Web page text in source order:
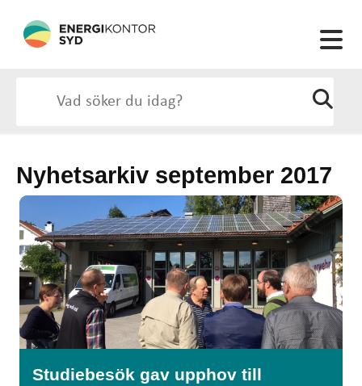
Nyhetsarkiv september 2017
Studiebesök gav upphov till